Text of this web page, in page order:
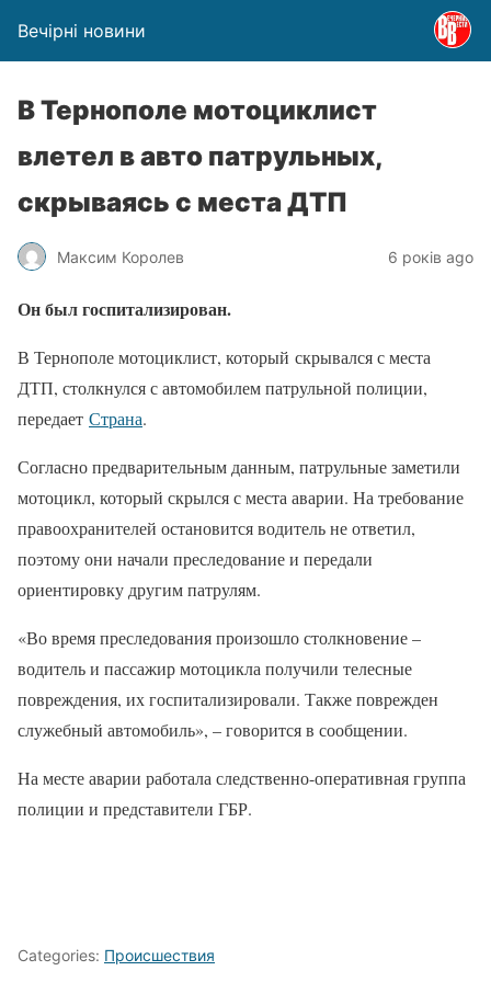
Вечірні новини
В Тернополе мотоциклист
влетел в авто патрульных,
скрываясь с места ДТП
Максим Королев 6 років ago
Он был госпитализирован.
В Тернополе мотоциклист, который скрывался с места
ДТП, столкнулся с автомобилем патрульной полиции,
передает Страна.
Согласно предварительным данным, патрульные заметили
мотоцикл, который скрылся с места аварии. На требование
правоохранителей остановится водитель не ответил,
поэтому они начали преследование и передали
ориентировку другим патрулям.
«Во время преследования произошло столкновение –
водитель и пассажир мотоцикла получили телесные
повреждения, их госпитализировали. Также поврежден
служебный автомобиль», – говорится в сообщении.
На месте аварии работала следственно-оперативная группа
полиции и представители ГБР.
Categories: Происшествия